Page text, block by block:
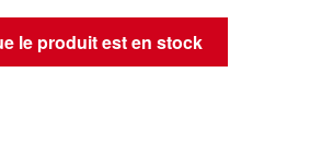
le produit est en stock